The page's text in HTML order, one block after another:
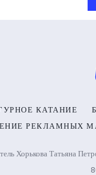
КАТАНИЕ
РЕКЛАМНЫХ
Хорькова Татьяна